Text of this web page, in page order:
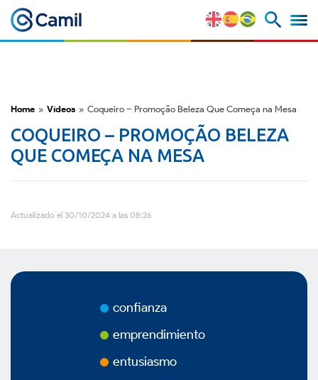
Nuestras Marcas
Estratégia y Ventajas
Competitivas
Factores de Riesgo
Premios
Home » Vídeos » Coqueiro – Promoção Beleza Que Começa na Mesa
COQUEIRO – PROMOÇÃO BELEZA
QUE COMEÇA NA MESA
Actualizado el 30/10/2024 a las 08:26
confianza
emprendimiento
entusiasmo